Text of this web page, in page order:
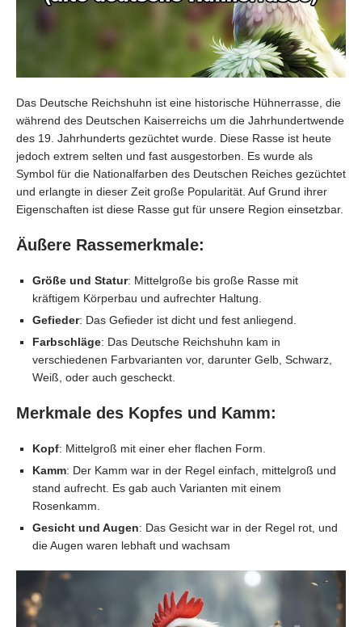
Das Deutsche Reichshuhn ist eine historische Hühnerrasse, die
während des Deutschen Kaiserreichs um die Jahrhundertwende
des 19. Jahrhunderts gezüchtet wurde. Diese Rasse ist heute
jedoch extrem selten und fast ausgestorben. Es wurde als
Symbol für die Nationalfarben des Deutschen Reiches gezüchtet
und erlangte in dieser Zeit große Popularität. Auf Grund ihrer
Eigenschaften ist diese Rasse gut für unsere Region einsetzbar.
Äußere Rassemerkmale:
Größe und Statur: Mittelgroße bis große Rasse mit
kräftigem Körperbau und aufrechter Haltung.
Gefieder: Das Gefieder ist dicht und fest anliegend.
Farbschläge: Das Deutsche Reichshuhn kam in
verschiedenen Farbvarianten vor, darunter Gelb, Schwarz,
Weiß, oder auch gescheckt.
Merkmale des Kopfes und Kamm:
Kopf: Mittelgroß mit einer eher flachen Form.
Kamm: Der Kamm war in der Regel einfach, mittelgroß und
stand aufrecht. Es gab auch Varianten mit einem
Rosenkamm.
Gesicht und Augen: Das Gesicht war in der Regel rot, und
die Augen waren lebhaft und wachsam